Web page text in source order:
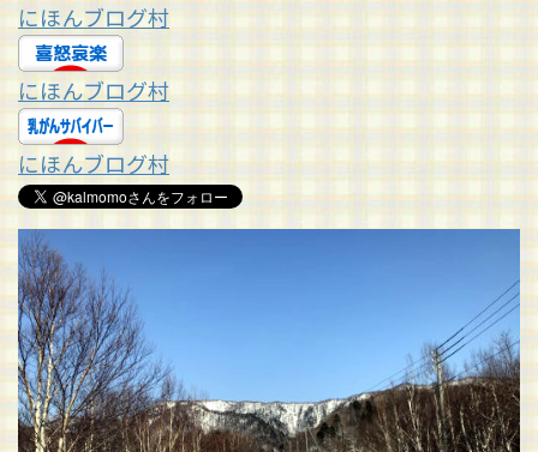
にほんブログ村
にほんブログ村
にほんブログ村